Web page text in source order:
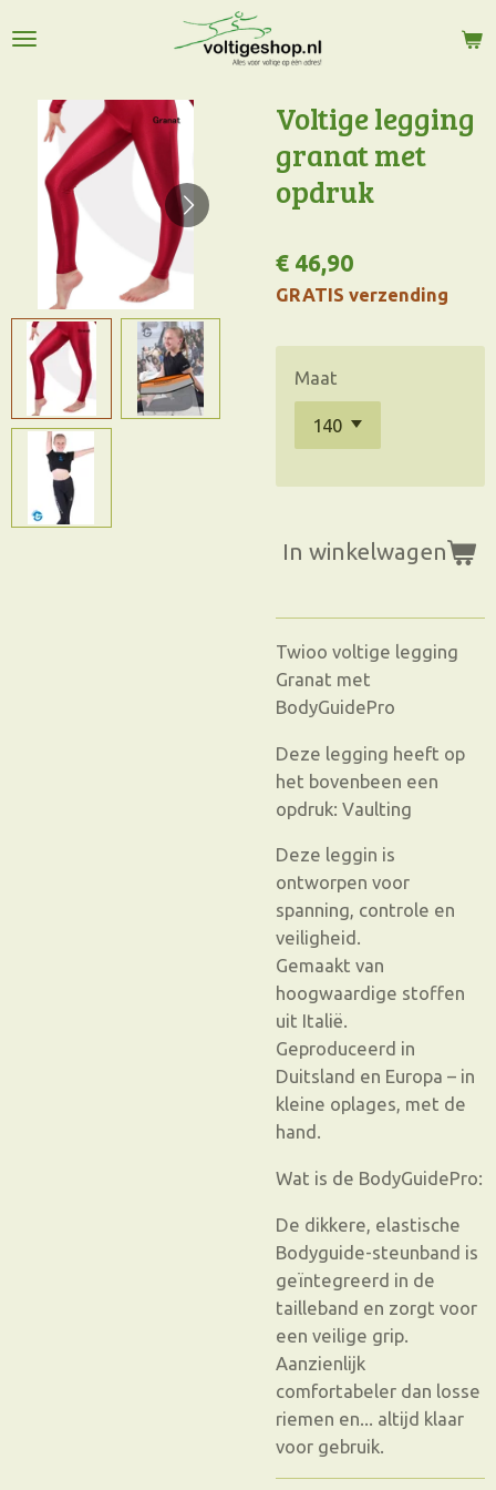
direct
hoofdinhoud
Voltige legging
granat met
opdruk
€ 46,90
GRATIS verzending
Maat
In winkelwagen
Twioo voltige legging
Granat met
BodyGuidePro
Deze legging heeft op
het bovenbeen een
opdruk: Vaulting
Deze leggin is
ontworpen voor
spanning, controle en
veiligheid.
Gemaakt van
hoogwaardige stoffen
uit Italië.
Geproduceerd in
Duitsland en Europa – in
kleine oplages, met de
hand.
Wat is de BodyGuidePro:
De dikkere, elastische
Bodyguide-steunband is
geïntegreerd in de
tailleband en zorgt voor
een veilige grip.
Aanzienlijk
comfortabeler dan losse
riemen en... altijd klaar
voor gebruik.